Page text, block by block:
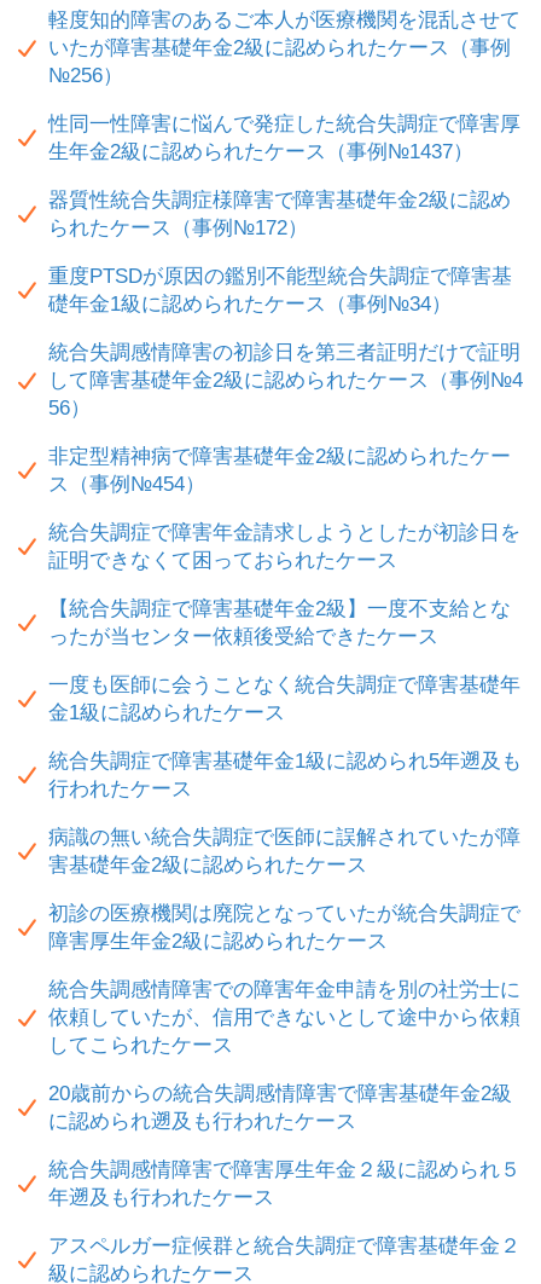
軽度知的障害のあるご本人が医療機関を混乱させて
いたが障害基礎年金2級に認められたケース（事例
№256）
性同一性障害に悩んで発症した統合失調症で障害厚
生年金2級に認められたケース（事例№1437）
器質性統合失調症様障害で障害基礎年金2級に認め
られたケース（事例№172）
重度PTSDが原因の鑑別不能型統合失調症で障害基
礎年金1級に認められたケース（事例№34）
統合失調感情障害の初診日を第三者証明だけで証明
して障害基礎年金2級に認められたケース（事例№4
56）
非定型精神病で障害基礎年金2級に認められたケー
ス（事例№454）
統合失調症で障害年金請求しようとしたが初診日を
証明できなくて困っておられたケース
【統合失調症で障害基礎年金2級】一度不支給とな
ったが当センター依頼後受給できたケース
一度も医師に会うことなく統合失調症で障害基礎年
金1級に認められたケース
統合失調症で障害基礎年金1級に認められ5年遡及も
行われたケース
病識の無い統合失調症で医師に誤解されていたが障
害基礎年金2級に認められたケース
初診の医療機関は廃院となっていたが統合失調症で
障害厚生年金2級に認められたケース
統合失調感情障害での障害年金申請を別の社労士に
依頼していたが、信用できないとして途中から依頼
してこられたケース
20歳前からの統合失調感情障害で障害基礎年金2級
に認められ遡及も行われたケース
統合失調感情障害で障害厚生年金２級に認められ５
年遡及も行われたケース
アスペルガー症候群と統合失調症で障害基礎年金２
級に認められたケース